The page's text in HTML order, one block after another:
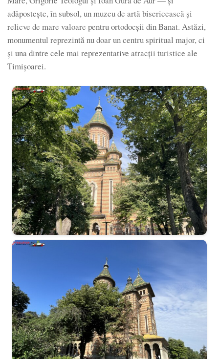
adăpostește, în subsol, un muzeu de artă bisericească și
relicve de mare valoare pentru ortodocșii din Banat. Astăzi,
monumentul reprezintă nu doar un centru spiritual major, ci
și una dintre cele mai reprezentative atracții turistice ale
Timișoarei.